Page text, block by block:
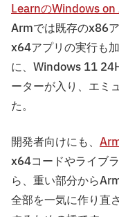
LearnのWindows on
Armでは既存のx86
x64アプリの実行も
に、Windows 11
ーターが入り、エミ
た。
開発者向けにも、
x64コードやライブ
ら、重い部分から
全部を一気に作り直